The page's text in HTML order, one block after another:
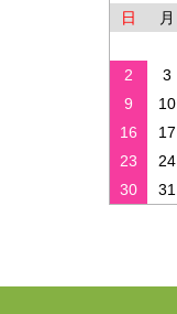
日
月
2
3
9
10
16
17
23
24
30
31